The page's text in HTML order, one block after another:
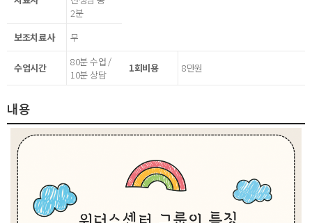
2분
보조치료사
무
수업시간
80분 수업 /
10분 상담
1회비용 8만원
내용